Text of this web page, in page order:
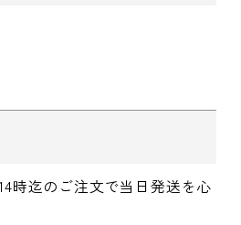
時迄のご注文で当日発送を心